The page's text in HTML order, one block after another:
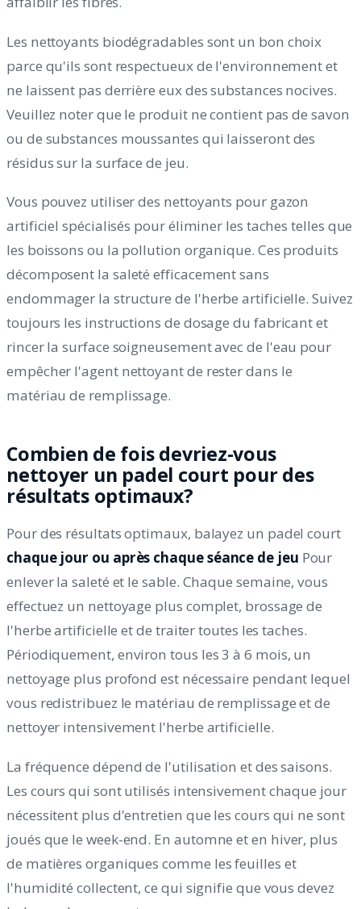
Les nettoyants biodégradables sont un bon choix
parce qu'ils sont respectueux de l'environnement et
ne laissent pas derrière eux des substances nocives.
Veuillez noter que le produit ne contient pas de savon
ou de substances moussantes qui laisseront des
résidus sur la surface de jeu.
Vous pouvez utiliser des nettoyants pour gazon
artificiel spécialisés pour éliminer les taches telles que
les boissons ou la pollution organique. Ces produits
décomposent la saleté efficacement sans
endommager la structure de l'herbe artificielle. Suivez
toujours les instructions de dosage du fabricant et
rincer la surface soigneusement avec de l'eau pour
empêcher l'agent nettoyant de rester dans le
matériau de remplissage.
Combien de fois devriez-vous
nettoyer un padel court pour des
résultats optimaux?
Pour des résultats optimaux, balayez un padel court
chaque jour ou après chaque séance de jeu Pour
enlever la saleté et le sable. Chaque semaine, vous
effectuez un nettoyage plus complet, brossage de
l'herbe artificielle et de traiter toutes les taches.
Périodiquement, environ tous les 3 à 6 mois, un
nettoyage plus profond est nécessaire pendant lequel
vous redistribuez le matériau de remplissage et de
nettoyer intensivement l'herbe artificielle.
La fréquence dépend de l'utilisation et des saisons.
Les cours qui sont utilisés intensivement chaque jour
nécessitent plus d'entretien que les cours qui ne sont
joués que le week-end. En automne et en hiver, plus
de matières organiques comme les feuilles et
l'humidité collectent, ce qui signifie que vous devez